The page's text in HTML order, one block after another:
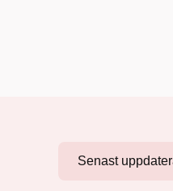
Senast